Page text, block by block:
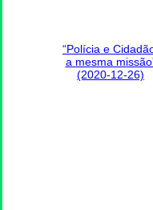
“Polícia e
a mesma
(2020-12-26)